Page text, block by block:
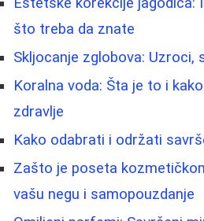
što treba da znate
Skljocanje zglobova: Uzroci,
Koralna voda: Šta je to i
zdravlje
Kako odabrati i održati
Zašto je poseta
vašu negu i samopouzdanje